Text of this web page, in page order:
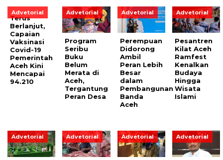
Advetorial
Terus
Berlanjut,
Capaian
Vaksinasi
Covid-19
Pemerintah
Aceh Kini
Mencapai
94.210
Advetorial
Program
Seribu
Buku
Belum
Merata di
Aceh,
Tergantung
Peran Desa
Advetorial
Perempuan
Didorong
Ambil
Peran Lebih
Besar
dalam
Pembangunan
Banda
Aceh
Advetorial
Pesantren
Kilat Aceh
Ramfest
Kenalkan
Budaya
Hingga
Wisata
Islami
Advetorial Advetorial Advetorial Advetorial